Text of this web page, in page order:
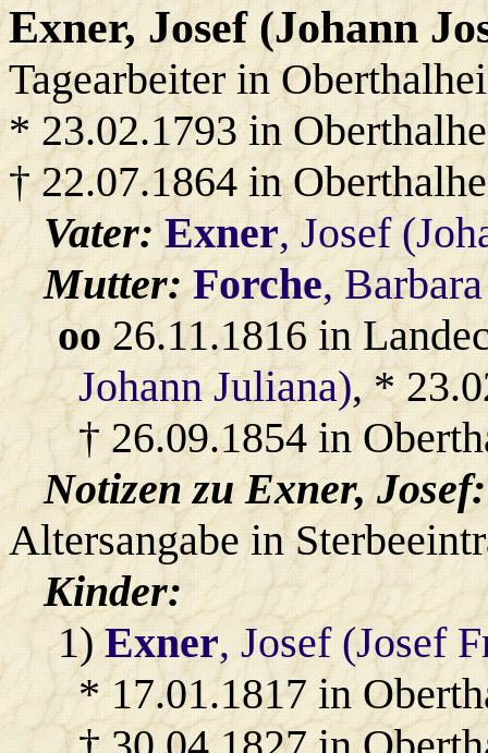
Exner, Josef (Johann
Tagearbeiter in
* 23.02.1793 in
† 22.07.1864 in
Vater:Exner, Josef
Mutter:Forche,
oo26.11.1816 in
Johann Juliana), *
† 26.09.1854 in
Notizen zu Exner, Josef:
Altersangabe in
Kinder:
1)Exner, Josef (Josef
* 17.01.1817 in